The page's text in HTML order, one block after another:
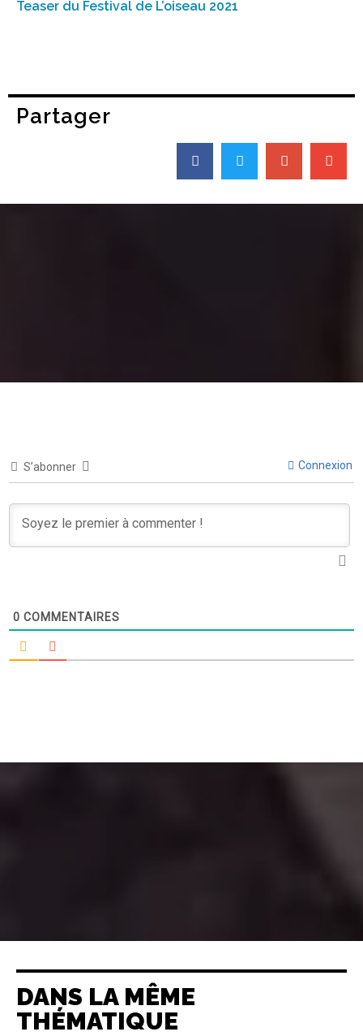
Teaser du Festival de L’oiseau 2021
Partager
S’abonner Connexion
0 COMMENTAIRES
DANS LA MÊME
THÉMATIQUE